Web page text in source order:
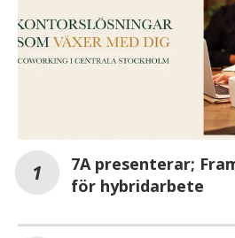
7A presenterar;
för hybridarbete